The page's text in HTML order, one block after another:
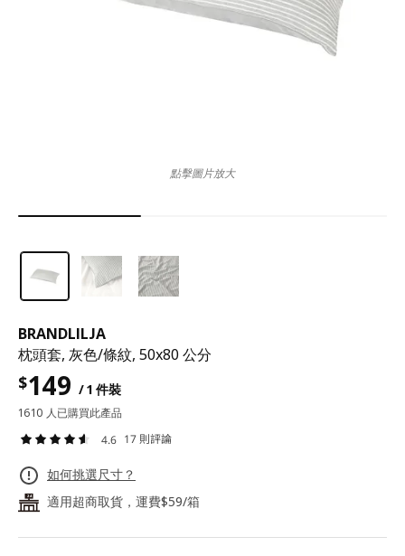
BRANDLILJA
枕頭套, 灰色/條紋, 50x80 公分
$149 / 1 件裝
1610 人已購買此產品
4.6 17 則評論
如何挑選尺寸？
24 適用超商取貨，運費$59/箱
點擊圖片放大